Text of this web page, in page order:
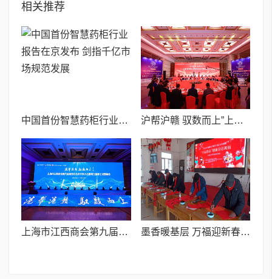
相关推荐
中国首份智慧药柜行业报告在京发布 剑指千亿市场规范发展 沪帮沪赣 驭数而上”上海市江西商会2026迎新年会暨赣商大讲坛隆重举行
​上海市江西商会第九届第四次会员代表大会暨第九届第七次理事会隆重召开 墨香暖基层 万福迎新春I 疏附县“万福迎春”公益文明实践活动启幕